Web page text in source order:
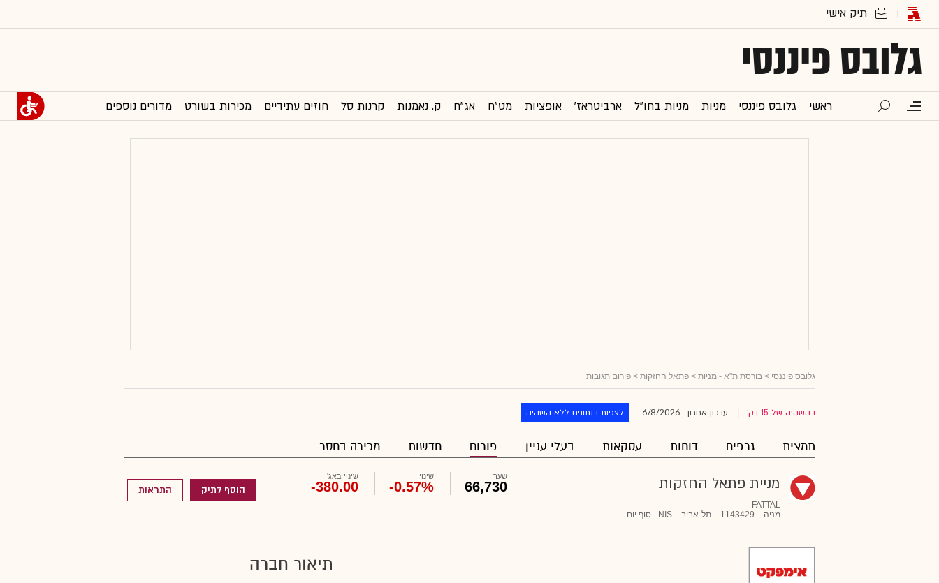
גלובס פיננסי
ראשי גלובס פיננסי מניות מניות בחו"ל ארביטראז' אופציות מט"ח אג"ח ק. נאמנות קרנות סל חוזים עתידיים מכירות בשורט מדורים נוספים
גלובס פיננסי > בורסת ת"א - מניות > פתאל החזקות > פורום תגובות
בהשהיה של 15 דק' עדכון אחרון 6/8/2026 לצפות בנתונים ללא השהיה
תמצית גרפים דוחות עסקאות בעלי עניין פורום חדשות מכירה בחסר
מניית פתאל החזקות
FATTAL
מניה
1143429 תל-אביב NIS סוף יום
שער
66,730
שינוי
-0.57%
שינוי באג'
-380.00 הוסף לתיק התראות
תיאור חברה